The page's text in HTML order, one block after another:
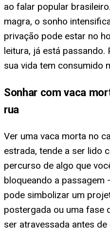
ao falar popular
magra, o sonho
privação pode estar no
leitura, já está passando.
sua vida tem consumido
Sonhar com vaca
rua
Ver uma vaca morta no
estrada, tende a ser lido
percurso de algo que
bloqueando a
pode simbolizar um
postergada ou uma fase
ser atravessada antes